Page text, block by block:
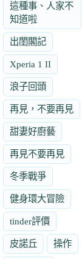
這種事、人家不
知道啦
出閨閣記
Xperia 1 II
浪子回頭
再見，不要再見
甜妻好廚藝
再見不要再見
冬季戰爭
健身環大冒險
tinder評價
皮諾丘 操作